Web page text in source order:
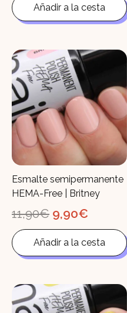
era:
11,90€.
es:
9,90€.
Añadir a la cesta
Esmalte semipermanente
HEMA-Free | Britney
11,90€ El
precio
original
era:
11,90€.
9,90€
actual
es:
9,90€.
Añadir a la cesta